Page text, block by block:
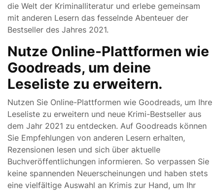
die Welt der Kriminalliteratur und erlebe gemeinsam
mit anderen Lesern das fesselnde Abenteuer der
Bestseller des Jahres 2021.
Nutze Online-Plattformen wie
Goodreads, um deine
Leseliste zu erweitern.
Nutzen Sie Online-Plattformen wie Goodreads, um Ihre
Leseliste zu erweitern und neue Krimi-Bestseller aus
dem Jahr 2021 zu entdecken. Auf Goodreads können
Sie Empfehlungen von anderen Lesern erhalten,
Rezensionen lesen und sich über aktuelle
Buchveröffentlichungen informieren. So verpassen Sie
keine spannenden Neuerscheinungen und haben stets
eine vielfältige Auswahl an Krimis zur Hand, um Ihr